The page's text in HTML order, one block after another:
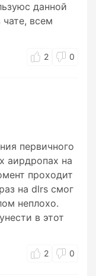
данной
всем
2 0
первичного
аирдропах на
проходит
на dlrs смог
неплохо.
в этот
2 0